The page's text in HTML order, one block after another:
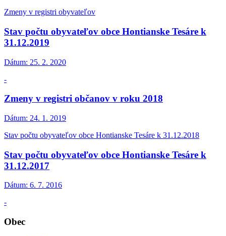
Zmeny v registri obyvateľov
Stav počtu obyvateľov obce Hontianske Tesáre k
31.12.2019
Dátum: 25. 2. 2020
-
Zmeny v registri občanov v roku 2018
Dátum: 24. 1. 2019
Stav počtu obyvateľov obce Hontianske Tesáre k 31.12.2018
Stav počtu obyvateľov obce Hontianske Tesáre k
31.12.2017
Dátum: 6. 7. 2016
-
Obec